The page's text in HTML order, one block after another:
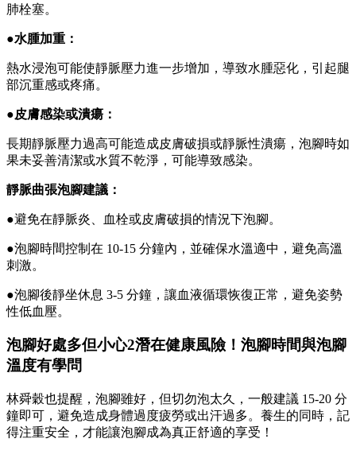
肺栓塞。
●水腫加重：
熱水浸泡可能使靜脈壓力進一步增加，導致水腫惡化，引起腿
部沉重感或疼痛。
●皮膚感染或潰瘍：
長期靜脈壓力過高可能造成皮膚破損或靜脈性潰瘍，泡腳時如
果未妥善清潔或水質不乾淨，可能導致感染。
靜脈曲張泡腳建議：
●避免在靜脈炎、血栓或皮膚破損的情況下泡腳。
●泡腳時間控制在 10-15 分鐘內，並確保水溫適中，避免高溫
刺激。
●泡腳後靜坐休息 3-5 分鐘，讓血液循環恢復正常，避免姿勢
性低血壓。
泡腳好處多但小心2潛在健康風險！泡腳時間與泡腳
溫度有學問
林舜穀也提醒，泡腳雖好，但切勿泡太久，一般建議 15-20 分
鐘即可，避免造成身體過度疲勞或出汗過多。養生的同時，記
得注重安全，才能讓泡腳成為真正舒適的享受！